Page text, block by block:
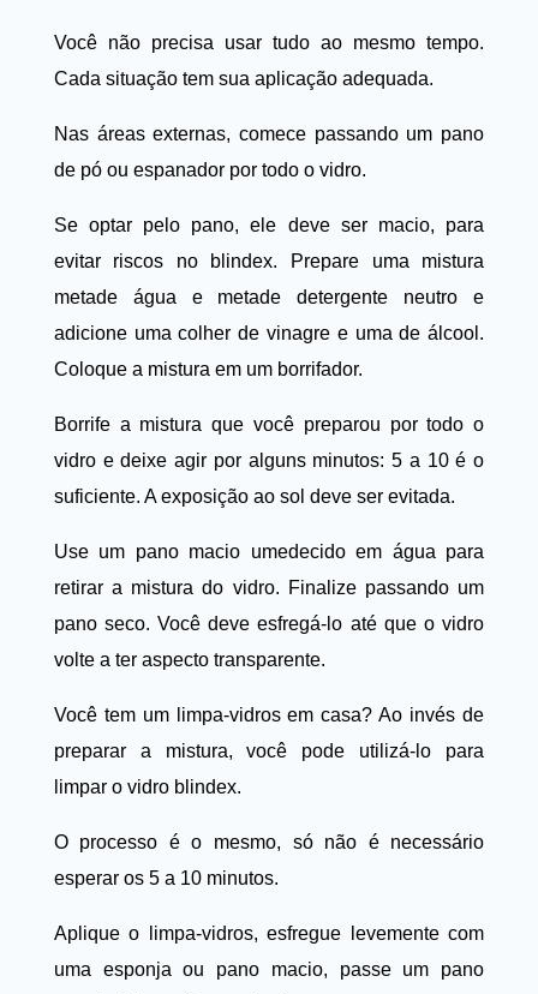
Você não precisa usar tudo ao mesmo tempo.
Cada situação tem sua aplicação adequada.
Nas áreas externas, comece passando um pano
de pó ou espanador por todo o vidro.
Se optar pelo pano, ele deve ser macio, para
evitar riscos no blindex. Prepare uma mistura
metade água e metade detergente neutro e
adicione uma colher de vinagre e uma de álcool.
Coloque a mistura em um borrifador.
Borrife a mistura que você preparou por todo o
vidro e deixe agir por alguns minutos: 5 a 10 é o
suficiente. A exposição ao sol deve ser evitada.
Use um pano macio umedecido em água para
retirar a mistura do vidro. Finalize passando um
pano seco. Você deve esfregá-lo até que o vidro
volte a ter aspecto transparente.
Você tem um limpa-vidros em casa? Ao invés de
preparar a mistura, você pode utilizá-lo para
limpar o vidro blindex.
O processo é o mesmo, só não é necessário
esperar os 5 a 10 minutos.
Aplique o limpa-vidros, esfregue levemente com
uma esponja ou pano macio, passe um pano